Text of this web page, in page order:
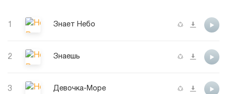
1 Знает Небо
2 Знаешь
3 Девочка-Море